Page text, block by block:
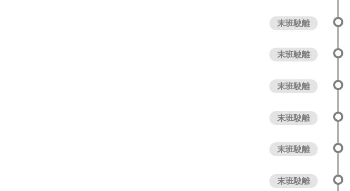
末班駛離
末班駛離
末班駛離
末班駛離
末班駛離
末班駛離